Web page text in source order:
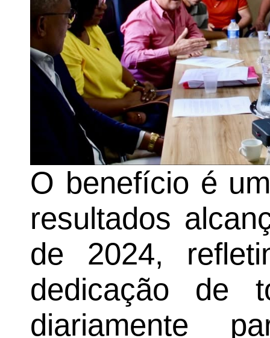
O benefício é
resultados
de 2024,
dedicação de
diariamente